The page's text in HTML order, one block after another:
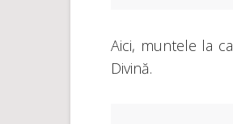
Aici, muntele la
Divină.